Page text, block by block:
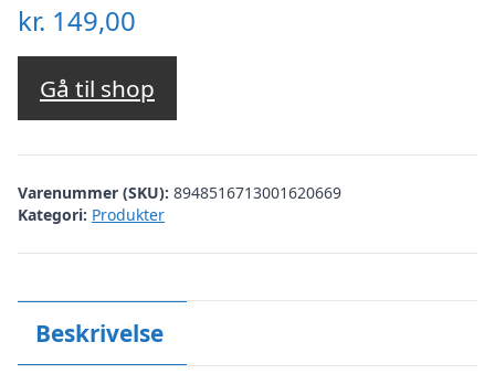
kr. 149,00
Gå til shop
Varenummer (SKU): 8948516713001620669
Kategori: Produkter
Beskrivelse